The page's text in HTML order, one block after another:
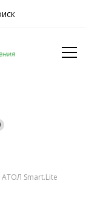
АТОЛ Smart.Lite